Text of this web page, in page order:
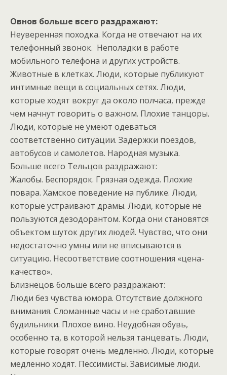
Овнов больше всего раздражают:
Неуверенная походка. Когда не отвечают на их
телефонный звонок. Неполадки в работе
мобильного телефона и других устройств.
Животные в клетках. Люди, которые публикуют
интимные вещи в социальных сетях. Люди,
которые ходят вокруг да около полчаса, прежде
чем начнут говорить о важном. Плохие танцоры.
Люди, которые не умеют одеваться
соответственно ситуации. Задержки поездов,
автобусов и самолетов. Народная музыка.
Больше всего Тельцов раздражают:
Жалобы. Беспорядок. Грязная одежда. Плохие
повара. Хамское поведение на публике. Люди,
которые устраивают драмы. Люди, которые не
пользуются дезодорантом. Когда они становятся
объектом шуток других людей. Чувство, что они
недостаточно умны или не вписываются в
ситуацию. Несоответствие соотношения «цена-
качество».
Близнецов больше всего раздражают:
Люди без чувства юмора. Отсутствие должного
внимания. Сломанные часы и не сработавшие
будильники. Плохое вино. Неудобная обувь,
особенно та, в которой нельзя танцевать. Люди,
которые говорят очень медленно. Люди, которые
медленно ходят. Пессимисты. Зависимые люди.